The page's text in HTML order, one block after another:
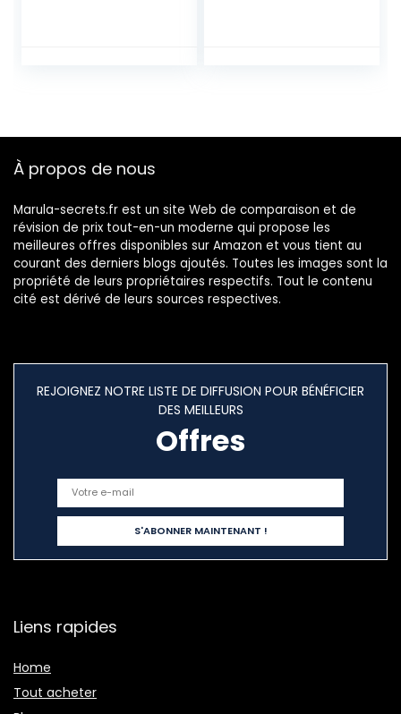
À propos de nous
Marula-secrets.fr est un site Web de comparaison et de
révision de prix tout-en-un moderne qui propose les
meilleures offres disponibles sur Amazon et vous tient au
courant des derniers blogs ajoutés. Toutes les images sont la
propriété de leurs propriétaires respectifs. Tout le contenu
cité est dérivé de leurs sources respectives.
REJOIGNEZ NOTRE LISTE DE DIFFUSION POUR BÉNÉFICIER
DES MEILLEURS
Offres
Liens rapides
Home
Tout acheter